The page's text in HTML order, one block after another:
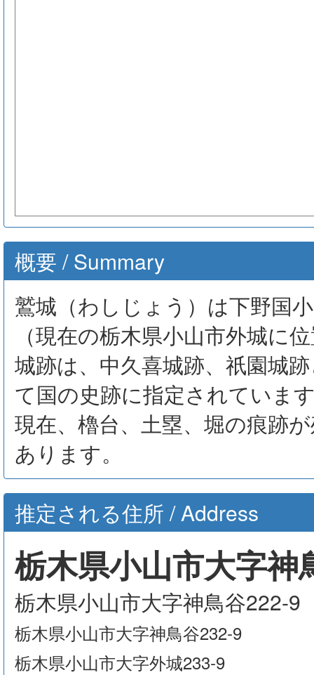
概要 / Summary
鷲城（わしじょう）は下野国
（現在の栃木県小山市外城に
城跡は、中久喜城跡、祇園城
て国の史跡に指定されていま
現在、櫓台、土塁、堀の痕跡
あります。
推定される住所 / Address
栃木県小山市大字神
栃木県小山市大字神鳥谷222-9
栃木県小山市大字神鳥谷232-9
栃木県小山市大字外城233-9